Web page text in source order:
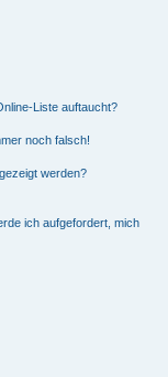
Liste auftaucht?
noch falsch!
werden?
ich aufgefordert, mich